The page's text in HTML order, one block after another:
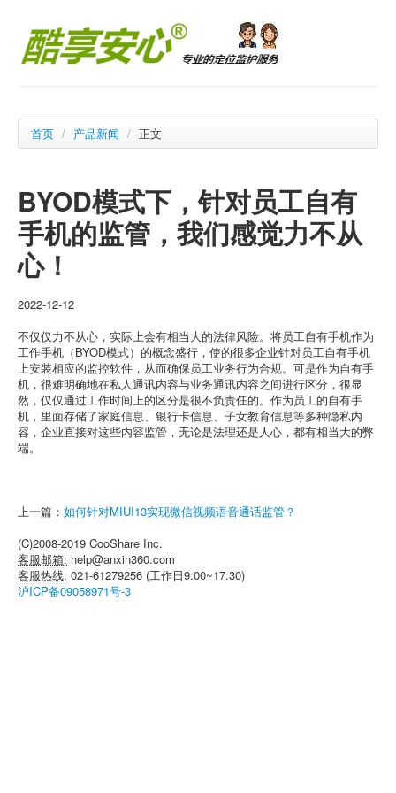
首页 / 产品新闻 / 正文
BYOD模式下，针对员工自有
手机的监管，我们感觉力不从
心！
2022-12-12
不仅仅力不从心，实际上会有相当大的法律风险。将员工自有手机作为
工作手机（BYOD模式）的概念盛行，使的很多企业针对员工自有手机
上安装相应的监控软件，从而确保员工业务行为合规。可是作为自有手
机，很难明确地在私人通讯内容与业务通讯内容之间进行区分，很显
然，仅仅通过工作时间上的区分是很不负责任的。作为员工的自有手
机，里面存储了家庭信息、银行卡信息、子女教育信息等多种隐私内
容，企业直接对这些内容监管，无论是法理还是人心，都有相当大的弊
端。
上一篇： 如何针对MIUI13实现微信视频语音通话监管？
(C)2008-2019 CooShare Inc.
客服邮箱: help@anxin360.com
客服热线: 021-61279256 (工作日9:00~17:30)
沪ICP备09058971号-3